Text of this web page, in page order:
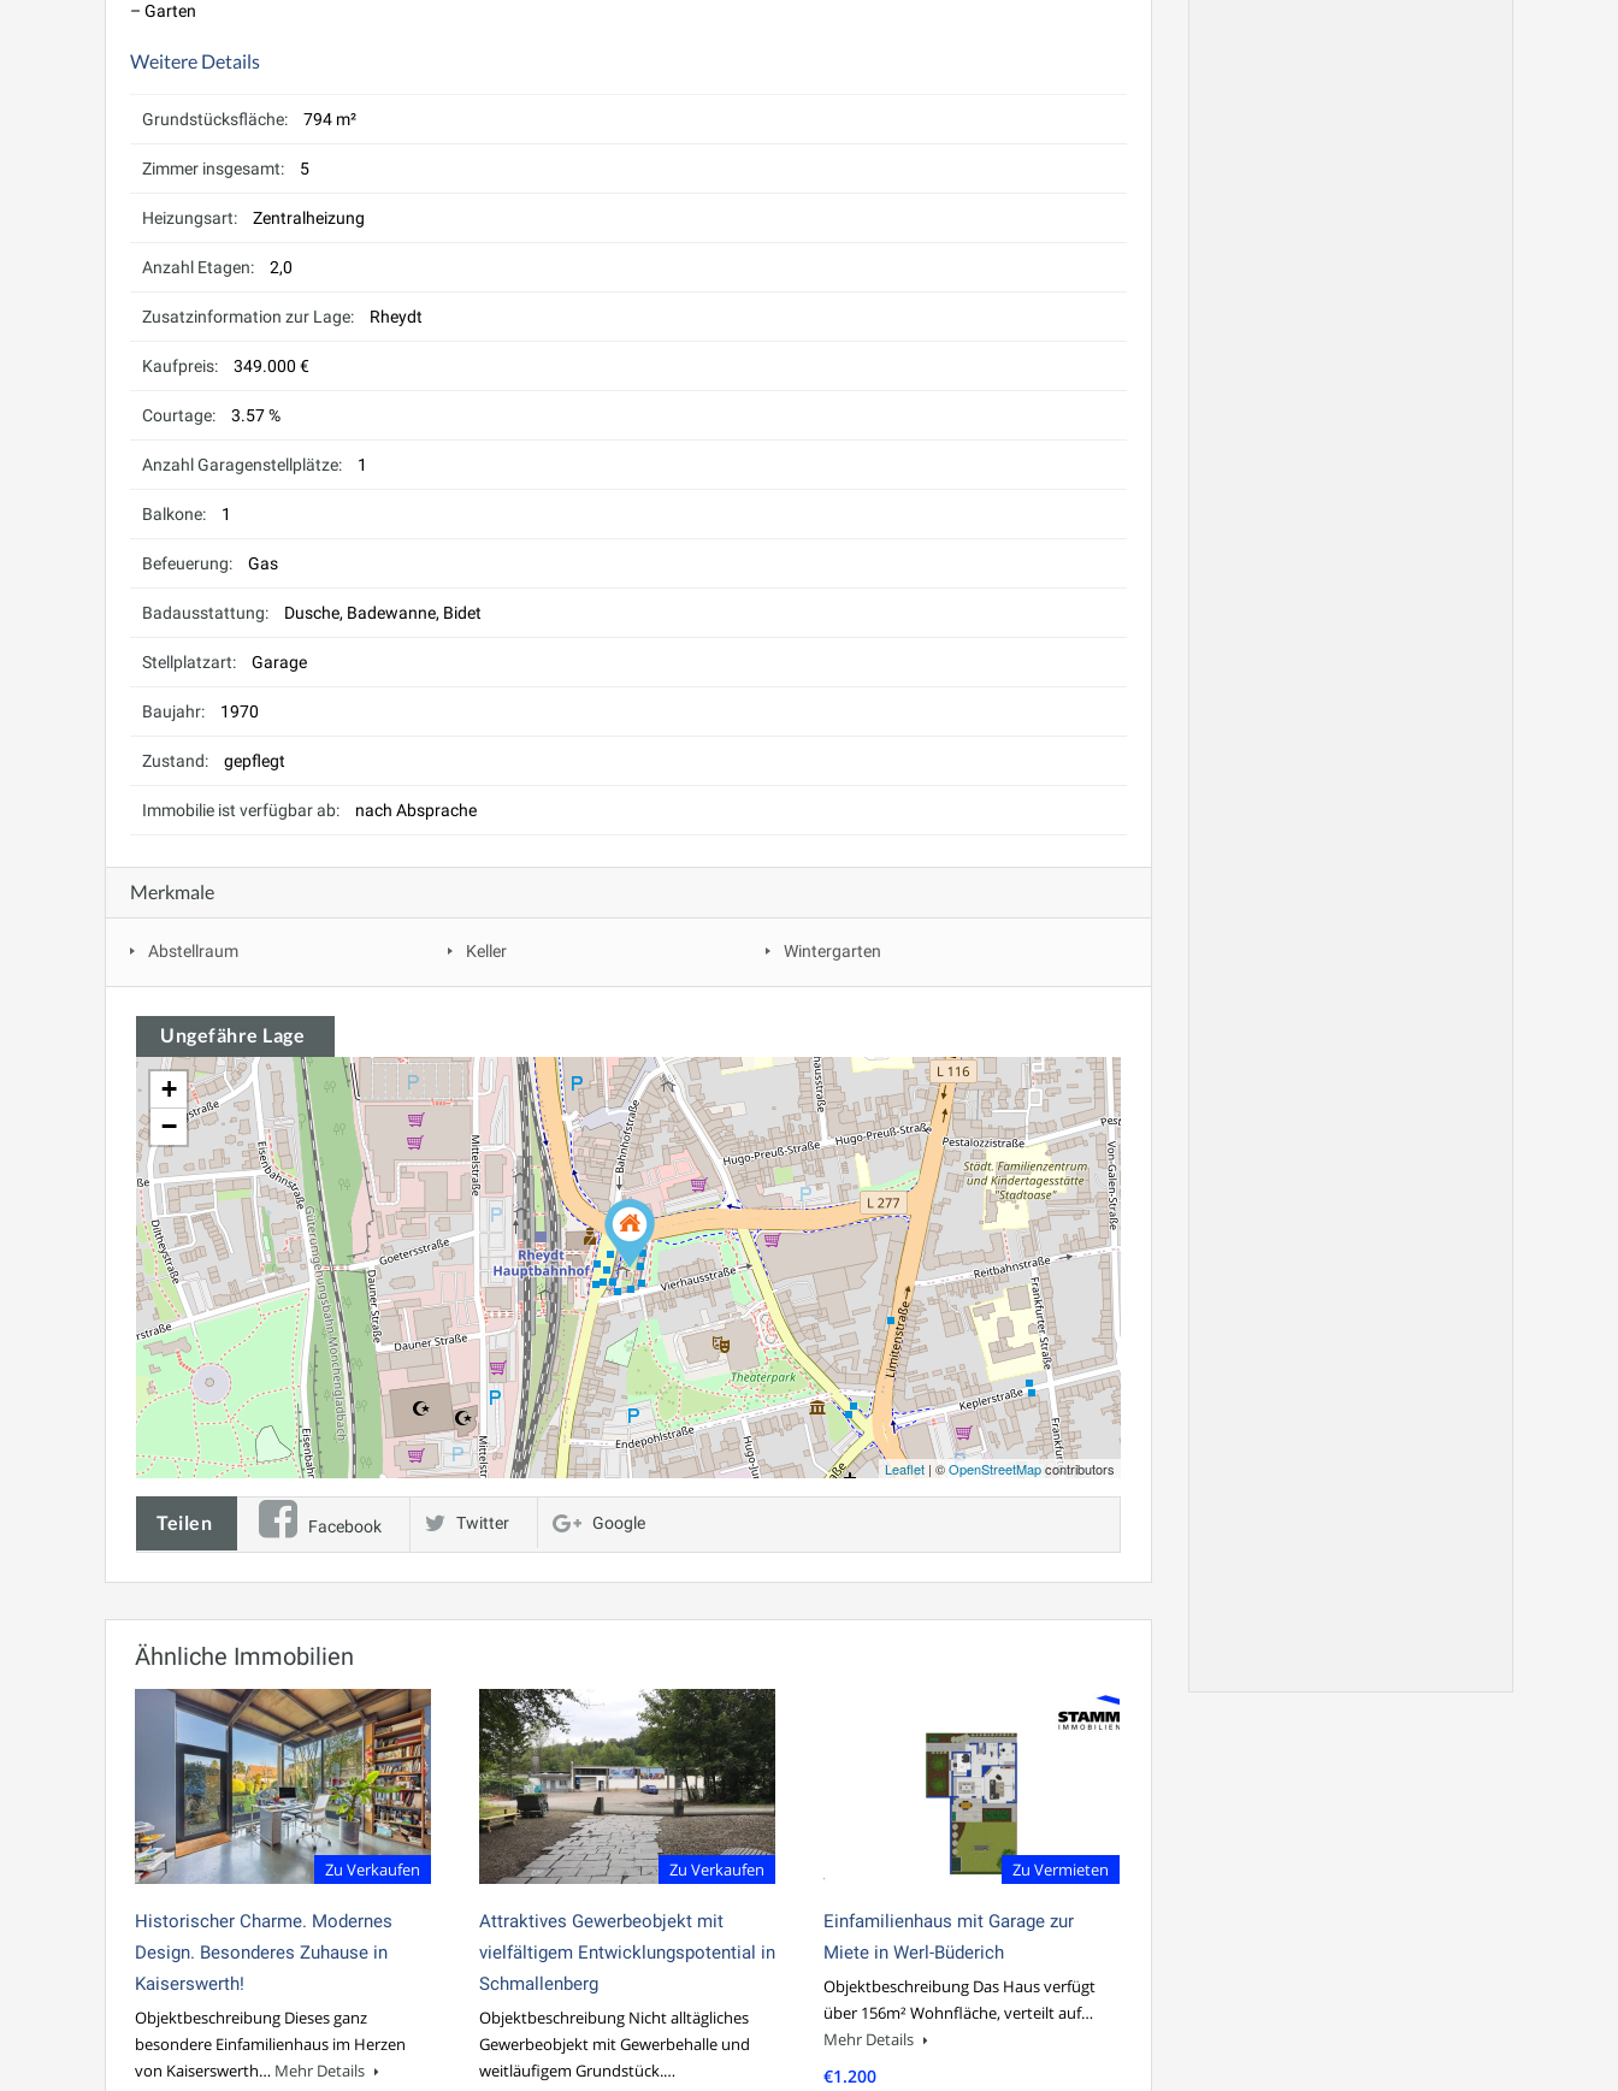
– Garten
Weitere Details
Grundstücksfläche: 794 m²
Zimmer insgesamt: 5
Heizungsart: Zentralheizung
Anzahl Etagen: 2,0
Zusatzinformation zur Lage: Rheydt
Kaufpreis: 349.000 €
Courtage: 3.57 %
Anzahl Garagenstellplätze: 1
Balkone: 1
Befeuerung: Gas
Badausstattung: Dusche, Badewanne, Bidet
Stellplatzart: Garage
Baujahr: 1970
Zustand: gepflegt
Immobilie ist verfügbar ab: nach Absprache
Merkmale
Abstellraum Keller Wintergarten
Ungefähre Lage
+
−
Leaflet | ©OpenStreetMapcontributors
Teilen Facebook Twitter Google
Ähnliche Immobilien
Zu Verkaufen
Historischer Charme. Modernes
Design. Besonderes Zuhause in
Kaiserswerth!
Objektbeschreibung Dieses ganz
besondere Einfamilienhaus im Herzen
von Kaiserswerth… Mehr Details
Zu Verkaufen
Attraktives Gewerbeobjekt mit
vielfältigem Entwicklungspotential in
Schmallenberg
Objektbeschreibung Nicht alltägliches
Gewerbeobjekt mit Gewerbehalle und
weitläufigem Grundstück.…
Zu Vermieten
Einfamilienhaus mit Garage zur
Miete in Werl-Büderich
Objektbeschreibung Das Haus verfügt
über 156m² Wohnfläche, verteilt auf…
Mehr Details
€1.200